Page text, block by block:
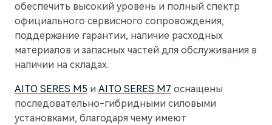
обеспечить высокий уровень и полный спектр
официального сервисного сопровождения,
поддержание гарантии, наличие расходных
материалов и запасных частей для обслуживания в
наличии на складах.
AITO SERES M5 и AITO SERES M7 оснащены
последовательно-гибридными силовыми
установками, благодаря чему имеют